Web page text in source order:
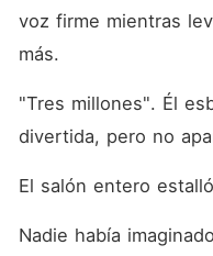
voz firme mientras
más.
"Tres millones". Él
divertida, pero no
El salón entero
Nadie había